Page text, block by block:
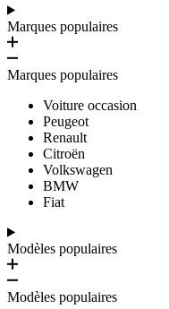
Marques populaires
Marques populaires
Voiture occasion
Peugeot
Renault
Citroën
Volkswagen
BMW
Fiat
Modèles populaires
Modèles populaires